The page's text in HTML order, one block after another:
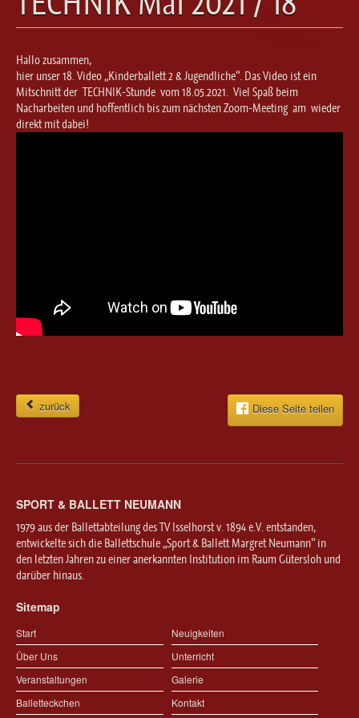
Ballett für Erwachsene / Jugendliche
Kreative Früherziehung / Kinderballett
Steptanz
Urban Dance
Hallo zusammen,
hier unser 18. Video „Kinderballett 2 & Jugendliche“. Das Video ist ein
Mitschnitt der TECHNIK-Stunde vom 18.05.2021. Viel Spaß beim
Nacharbeiten und hoffentlich bis zum nächsten Zoom-Meeting am wieder
direkt mit dabei!
zurück Diese Seite teilen
SPORT & BALLETT NEUMANN
1979 aus der Ballettabteilung des TV Isselhorst v. 1894 e.V. entstanden,
entwickelte sich die Ballettschule „Sport & Ballett Margret Neumann“ in
den letzten Jahren zu einer anerkannten Institution im Raum Gütersloh und
darüber hinaus.
Sitemap
Start
Neuigkeiten
Über Uns
Unterricht
Veranstaltungen
Galerie
Balletteckchen
Kontakt